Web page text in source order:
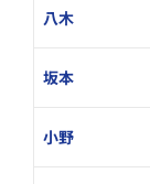
八木
坂本
小野